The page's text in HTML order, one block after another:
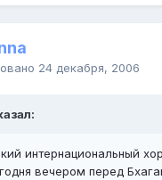
24 декабря, 2006
интернациональный
вечером перед